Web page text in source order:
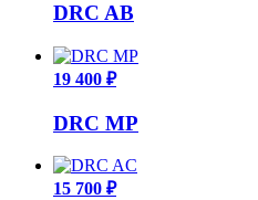
DRC AB
19 400 ₽
DRC MP
15 700 ₽